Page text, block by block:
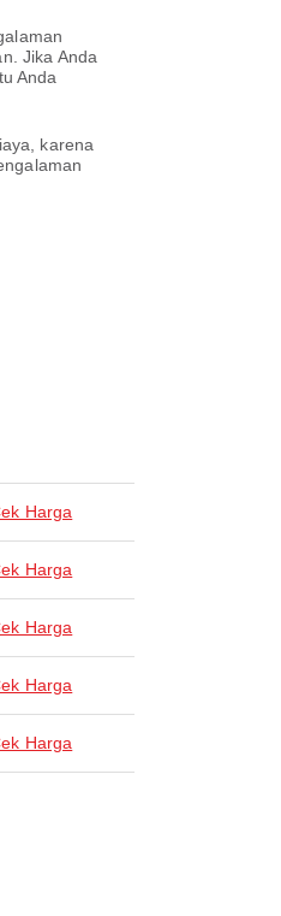
Jika Anda
Anda
karena
Harga
Harga
Harga
Harga
Harga